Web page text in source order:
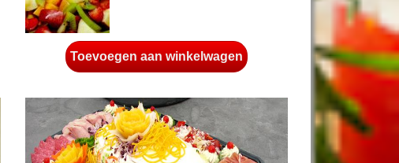
Toevoegen aan winkelwagen